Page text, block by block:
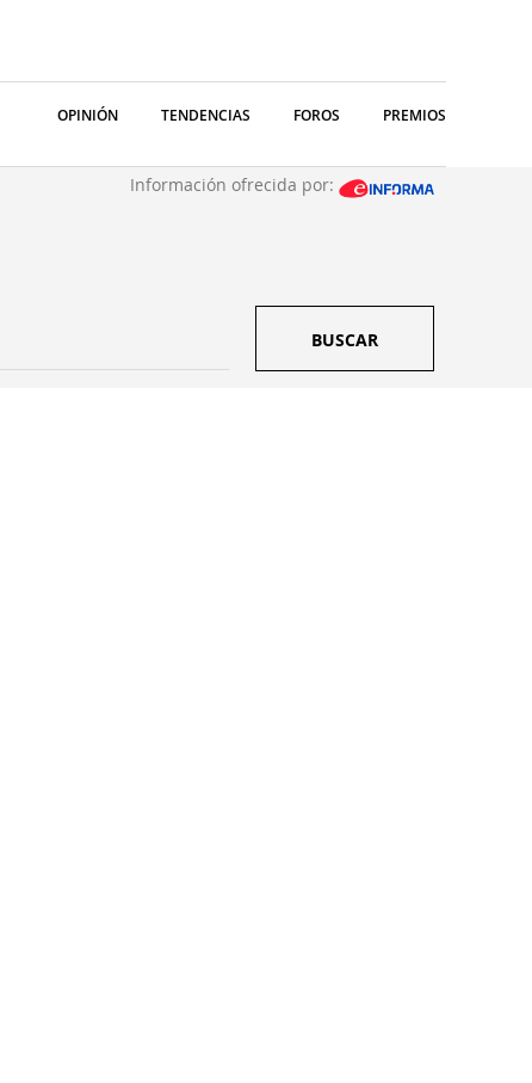
OPINIÓN TENDENCIAS FOROS PREMIOS
Información ofrecida por:
BUSCAR